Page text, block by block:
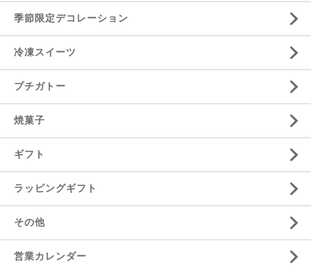
季節限定デコレーション
冷凍スイーツ
プチガトー
焼菓子
ギフト
ラッピングギフト
その他
営業カレンダー